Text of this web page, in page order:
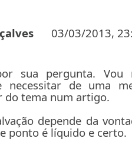
03/03/2013,
sua pergunta. Vou
necessitar de uma
do tema num artigo.
depende da
ponto é líquido e certo.